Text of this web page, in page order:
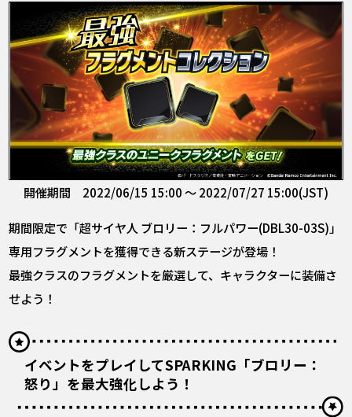
開催期間 2022/06/15 15:00 ～ 2022/07/27 15:00(JST)
期間限定で「超サイヤ人 ブロリー：フルパワー(DBL30-03S)」
専用フラグメントを獲得できる新ステージが登場！
最強クラスのフラグメントを厳選して、キャラクターに装備さ
せよう！
イベントをプレイしてSPARKING「ブロリー：
怒り」を最大強化しよう！